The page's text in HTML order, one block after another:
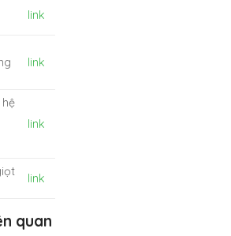
link
link
link
link
quan